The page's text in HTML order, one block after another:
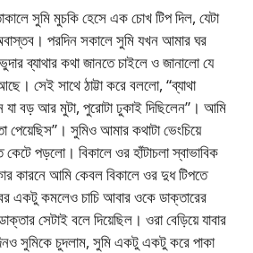
সুমি মুচকি হেসে এক চোখ টিপ দিল, যেটা
পরদিন সকালে সুমি যখন আমার ঘর
ব্যাথার কথা জানতে চাইলে ও জানালো যে
সেই সাথে ঠাট্টা করে বললো, “ব্যাথা
যা বড় আর মুটা, পুরোটা ঢুকাই দিছিলেন”। আমি
পেয়েছিস”। সুমিও আমার কথাটা ভেংচিয়ে
পড়লো। বিকালে ওর হাঁটাচলা স্বাভাবিক
কারনে আমি কেবল বিকালে ওর দুধ টিপতে
একটু কমলেও চাচি আবার ওকে ডাক্তারের
সেটাই বলে দিয়েছিল। ওরা বেড়িয়ে যাবার
সুমিকে চুদলাম, সুমি একটু একটু করে পাকা